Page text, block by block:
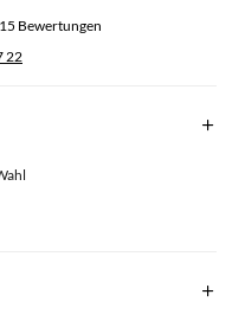
Bewertungen
22